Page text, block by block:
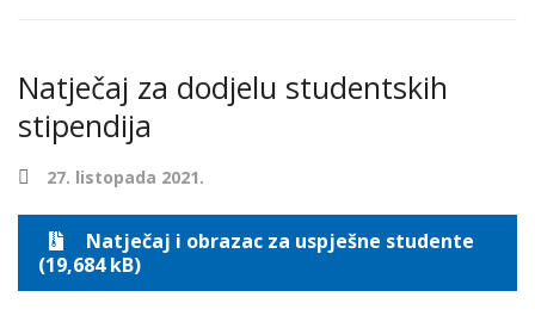
Natječaj za dodjelu studentskih
stipendija
27. listopada 2021.
Natječaj i obrazac za uspješne studente
(19,684 kB)